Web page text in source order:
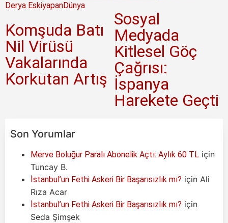
Derya EskiyapanDünya
Komşuda Batı
Nil Virüsü
Vakalarında
Korkutan Artış
Sosyal
Medyada
Kitlesel Göç
Çağrısı:
İspanya
Harekete Geçti
Son Yorumlar
Merve Boluğur Paralı Abonelik Açtı: Aylık 60 TL için
Tuncay B.
İstanbul’un Fethi Askeri Bir Başarısızlık mı? için Ali
Rıza Acar
İstanbul’un Fethi Askeri Bir Başarısızlık mı? için
Seda Şimşek